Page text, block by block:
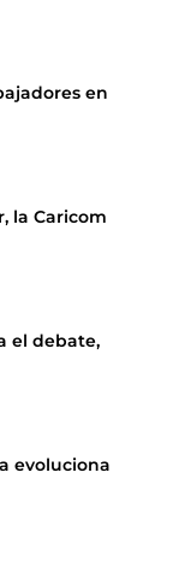
en
la Caricom
el debate,
evoluciona